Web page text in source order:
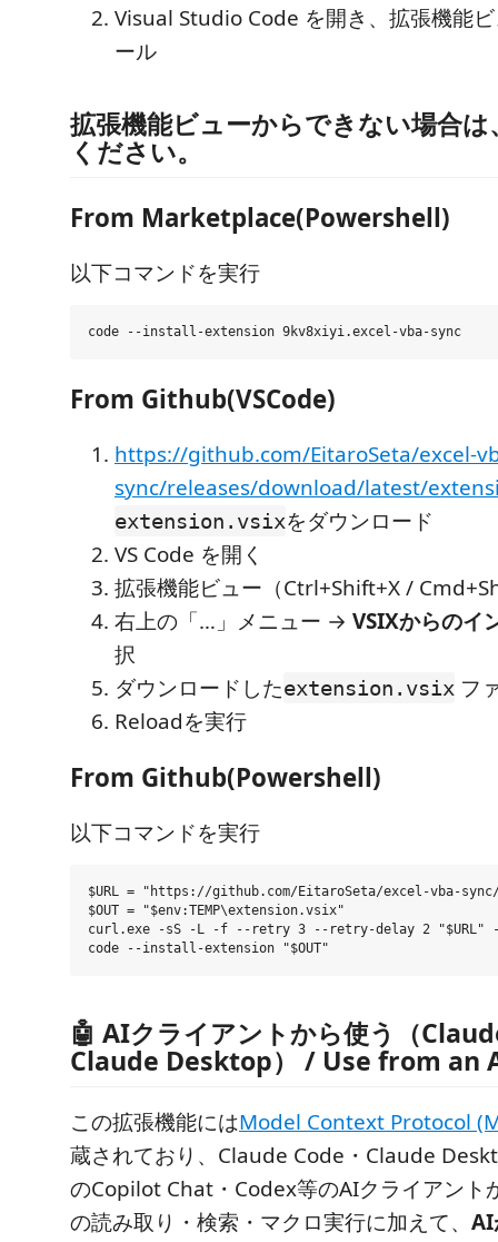
Visual Studio Code を開き、拡張機能
ール
拡張機能ビューからできない場合
ください。
From Marketplace(Powershell)
以下コマンドを実行
From Github(VSCode)
https://github.com/EitaroSeta/excel-
sync/releases/download/latest/
extension.vsixをダウンロード
VS Code を開く
拡張機能ビュー（Ctrl+Shift+X /
右上の「…」メニュー → VSIXからのイ
択
ダウンロードしたextension.vsix フ
Reloadを実行
From Github(Powershell)
以下コマンドを実行
$URL = "https://github.com/EitaroSeta/excel-vba-
$OUT = "$env:TEMP\extension.vsix"
curl.exe -sS -L -f --retry 3 --retry-delay 2 "$URL" -
🤖 AIクライアントから使う（
Claude Desktop） / Use from an
この拡張機能にはModel Context Protocol
蔵されており、Claude Code・Claude
のCopilot Chat・Codex等のAIクライアント
の読み取り・検索・マクロ実行に加えて、 AI